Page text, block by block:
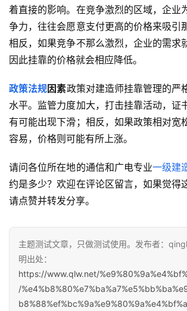
着直接的影响。在竞争激烈的区域，企业
争力，往往会愿意支付更高的价格来吸引
相反，如果竞争不那么激烈，企业的需求
因此挂靠的价格就会相应降低。
政策法规因素政策对建造师挂靠管理的严
水平。监管力度加大，打击挂靠活动，证
有可能出现下滑；相反，如果政策相对宽
容易，价格则可能有所上涨。
请问各位所在地的通信和广电专业一级建
约是多少？欢迎在评论区留言，如果觉得
请点赞并转发分享。
主题测试文章，只做测试使用。发布者：
明出处：
https://www.qlw.net/
/